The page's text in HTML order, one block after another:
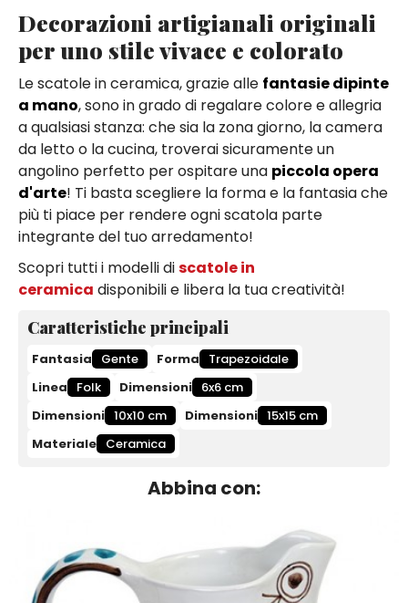
Decorazioni artigianali originali
per uno stile vivace e colorato
Le scatole in ceramica, grazie alle fantasie dipinte
a mano, sono in grado di regalare colore e allegria
a qualsiasi stanza: che sia la zona giorno, la camera
da letto o la cucina, troverai sicuramente un
angolino perfetto per ospitare una piccola opera
d'arte! Ti basta scegliere la forma e la fantasia che
più ti piace per rendere ogni scatola parte
integrante del tuo arredamento!
Scopri tutti i modelli discatole in
ceramica disponibili e libera la tua creatività!
Caratteristiche principali
Fantasia Gente Forma
Trapezoidale
Linea
Folk Dimensioni 6x6 cm
Dimensioni 10x10 cm Dimensioni 15x15 cm
Materiale Ceramica
Abbina con: